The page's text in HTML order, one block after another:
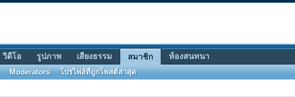
วิดีโอ รูปภาพ เสียงธรรม สมาชิก
Moderators โปรไฟล์ที่ถูกโพสต์ล่าสุด
ห้องสนทนา